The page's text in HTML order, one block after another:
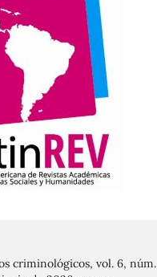
criminológicos, vol. 6, núm.